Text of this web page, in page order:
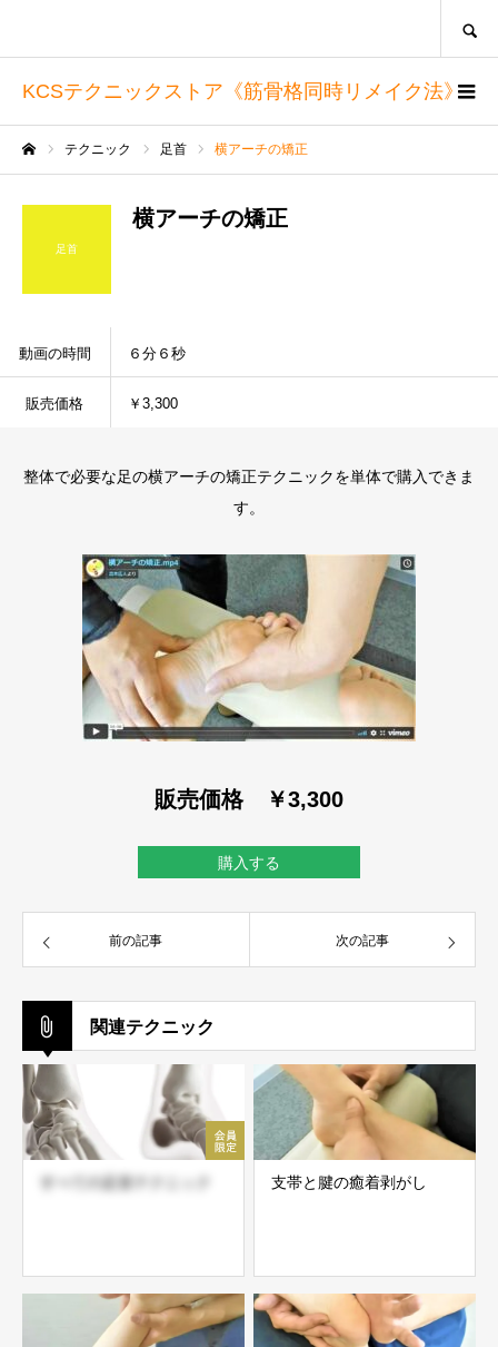
KCSテクニックストア《筋骨格同時リメイク法》
テクニック 足首 横アーチの矯正
足首
横アーチの矯正
動画の時間 ６分６秒
販売価格 ￥3,300
整体で必要な足の横アーチの矯正テクニックを単体で購入できま
す。
販売価格 ￥3,300
購入する
前の記事 次の記事
関連テクニック
すべての足首テクニック 支帯と腱の癒着剥がし